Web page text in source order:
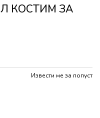
КОСТИМ ЗА
Извести ме за попуст